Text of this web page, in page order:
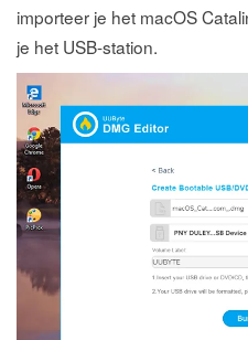
importeer je het macOS
je het USB-station.